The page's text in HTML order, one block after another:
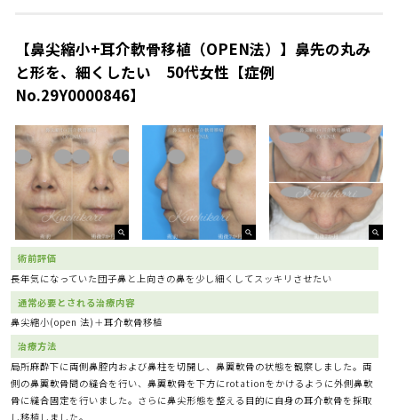
【鼻尖縮小+耳介軟骨移植（OPEN法）】鼻先の丸み
と形を、細くしたい 50代女性【症例
No.29Y0000846】
術前評価
長年気になっていた団子鼻と上向きの鼻を少し細くしてスッキリさせたい
通常必要とされる治療内容
鼻尖縮小(open 法)＋耳介軟骨移植
治療方法
局所麻酔下に両側鼻腔内および鼻柱を切開し、鼻翼軟骨の状態を観察しました。両
側の鼻翼軟骨間の縫合を行い、鼻翼軟骨を下方にrotationをかけるように外側鼻軟
骨に縫合固定を行いました。さらに鼻尖形態を整える目的に自身の耳介軟骨を採取
し移植しました。